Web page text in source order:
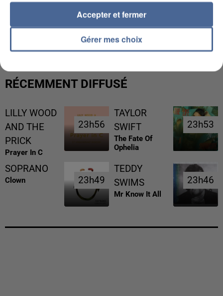
L’UN DES FONDATEURS SUPPOSÉS DE LA DZ
MAFIA INTERPELLÉ EN ALGÉRIE
RÉCEMMENT DIFFUSÉ
LILLY WOOD
AND THE
PRICK
Prayer In C
23h56
23h56
TAYLOR
SWIFT
The Fate Of
Ophelia
23h53
23h53
SOPRANO
Clown 23h49
23h49
TEDDY
SWIMS
Mr Know It All
23h46
23h46
Gérer mes choix
Accepter et fermer